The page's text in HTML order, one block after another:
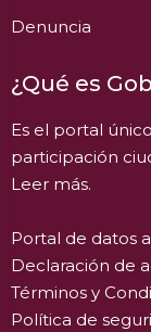
Denuncia
¿Qué es
Es el portal
participación
Leer más.
Portal de datos
Declaración de
Términos y
Política de